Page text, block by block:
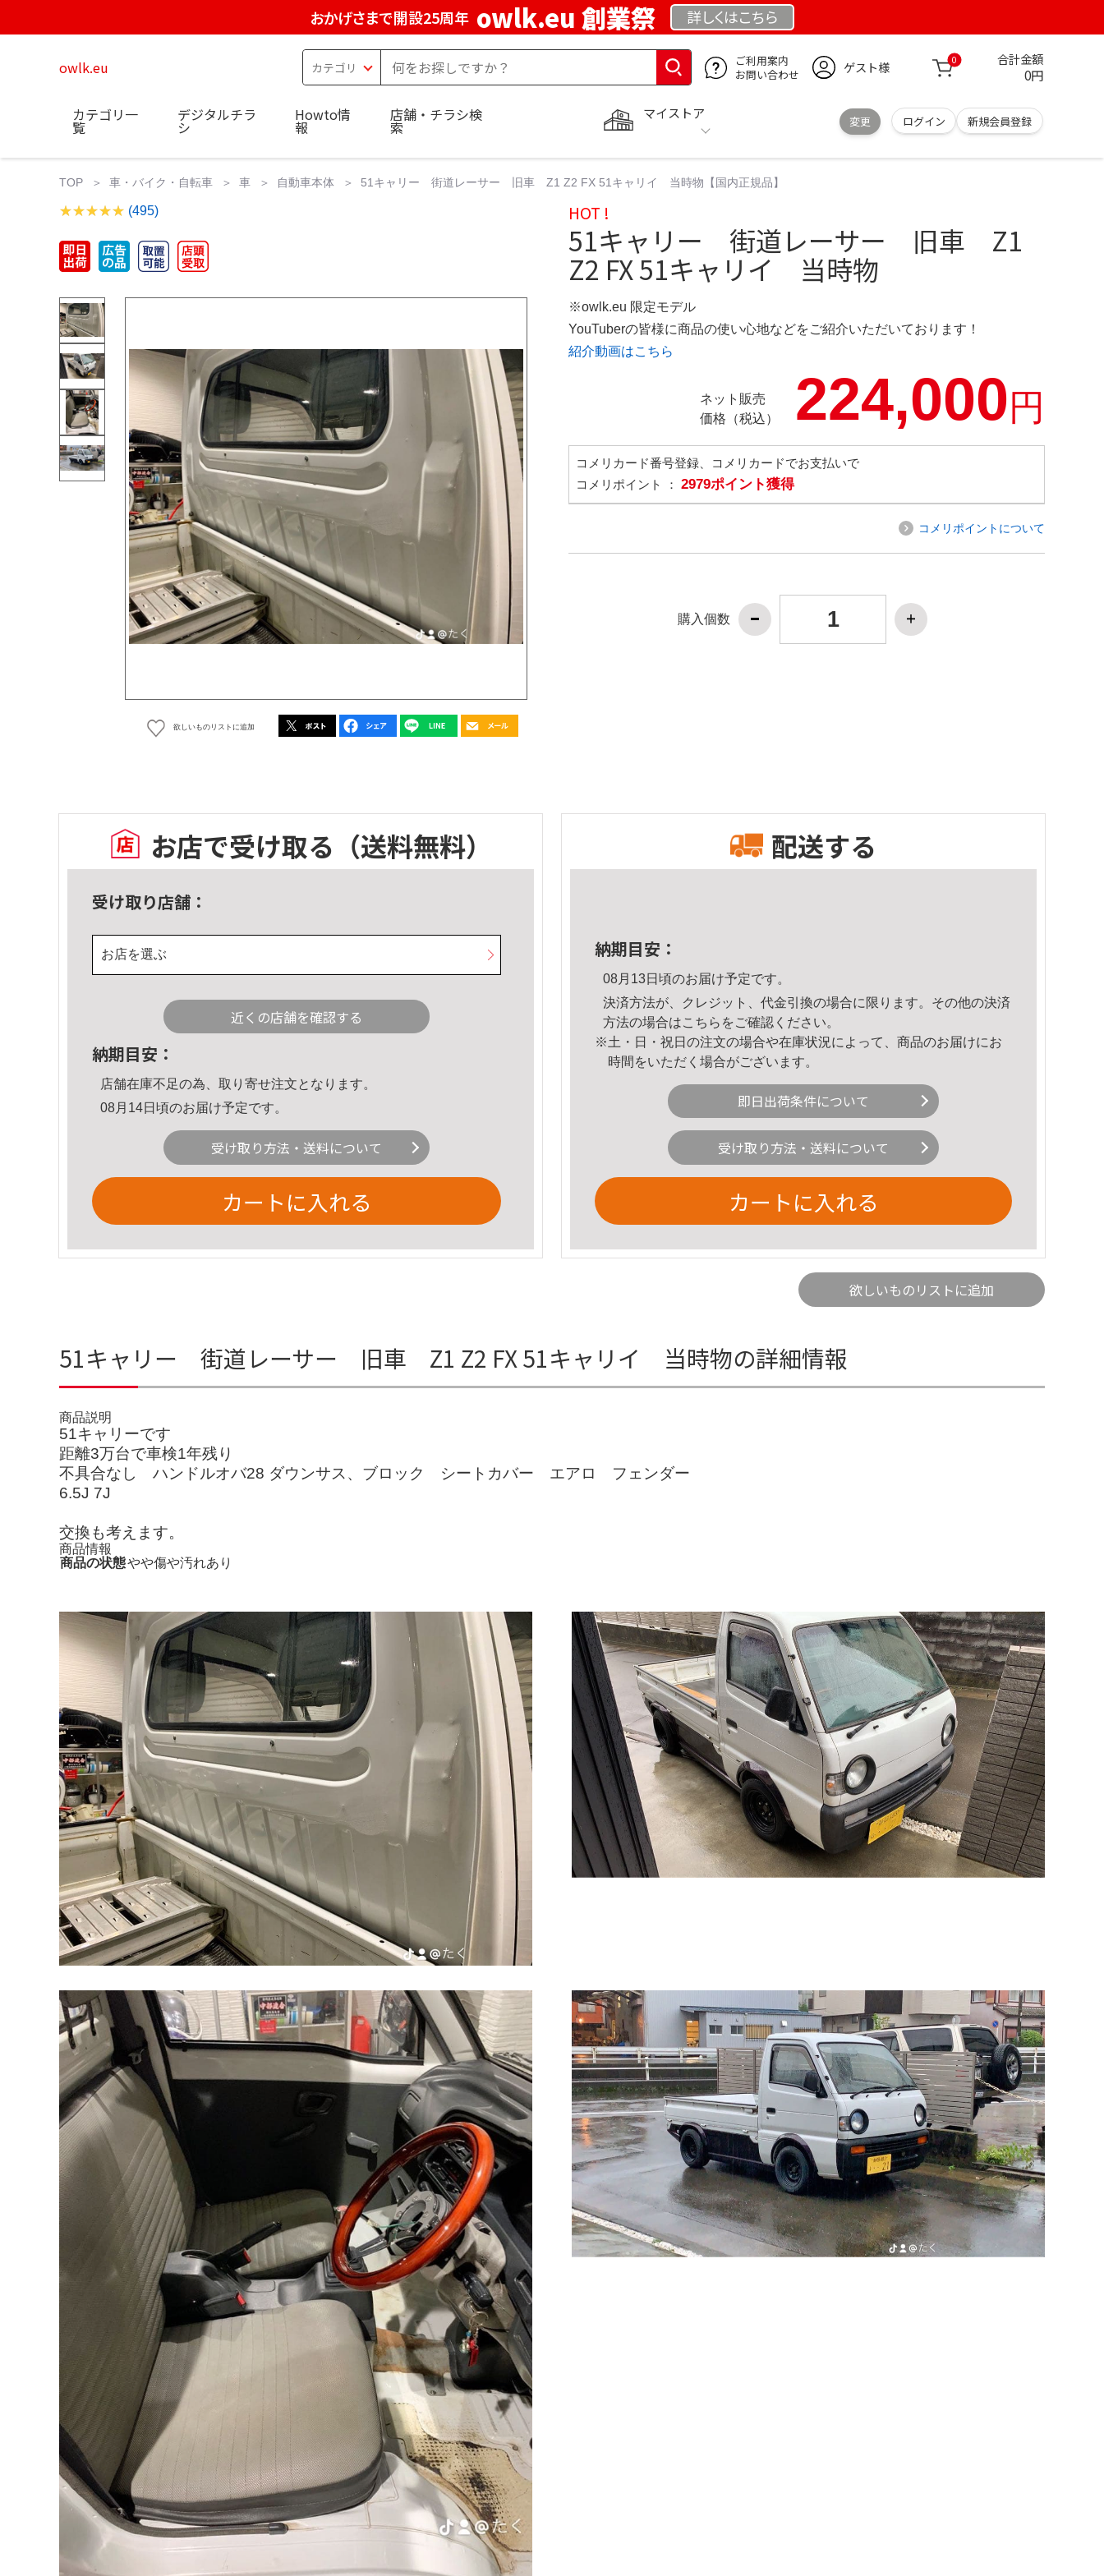
おかげさまで開設25周年 owlk.eu 創業祭 詳しくはこちら
owlk.eu
ご利用案内
お問い合わせ
ゲスト様 0 合計金額
0円
マイストア
変更 ログイン 新規会員登録
カテゴリ一
覧
デジタルチラ
シ
Howto情
報
店舗・チラシ検
索
TOP 車・バイク・自転車 車 自動車本体 51キャリー 街道レーサー 旧車 Z1 Z2 FX 51キャリイ 当時物【国内正規品】
(495)
欲しいものリストに追加
HOT !
51キャリー 街道レーサー 旧車 Z1
Z2 FX 51キャリイ 当時物
※owlk.eu 限定モデル
YouTuberの皆様に商品の使い心地などをご紹介いただいております！
紹介動画はこちら
ネット販売
価格（税込）
224,000円
コメリカード番号登録、コメリカードでお支払いで
コメリポイント ： 2979ポイント獲得
コメリポイントについて
購入個数
お店で受け取る （送料無料）
受け取り店舗：
お店を選ぶ
近くの店舗を確認する
納期目安：
店舗在庫不足の為、取り寄せ注文となります。
08月14日頃のお届け予定です。
受け取り方法・送料について
カートに入れる
配送する
納期目安：
08月13日頃のお届け予定です。
決済方法が、クレジット、代金引換の場合に限ります。その他の決済
方法の場合はこちら をご確認ください。
※土・日・祝日の注文の場合や在庫状況によって、商品のお届けにお
時間をいただく場合がございます。
即日出荷条件について
受け取り方法・送料について
カートに入れる
欲しいものリストに追加
51キャリー 街道レーサー 旧車 Z1 Z2 FX 51キャリイ 当時物の詳細情報
商品説明
51キャリーです
距離3万台で車検1年残り
不具合なし ハンドルオバ28 ダウンサス、ブロック シートカバー エアロ フェンダー
6.5J 7J
交換も考えます。
商品情報
商品の状態やや傷や汚れあり